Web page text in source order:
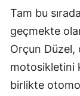
Tam bu
geçmekte
Orçun Düzel,
motosikletini
birlikte